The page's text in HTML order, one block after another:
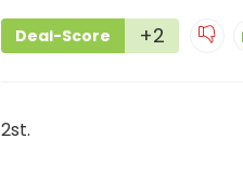
Deal-Score +2
2st.